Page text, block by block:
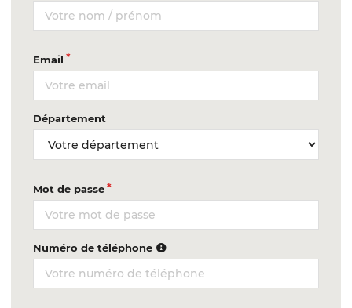
Email
Département
Mot de passe
Numéro de téléphone